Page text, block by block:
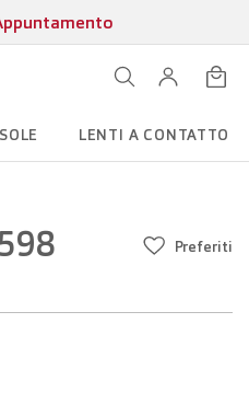
LENTI A CONTATTO
Preferiti